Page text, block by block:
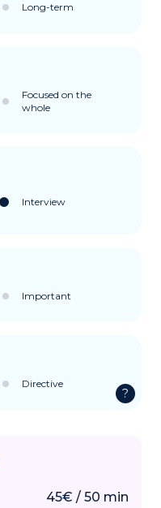
Long-term
Focused on the
whole
Interview
Important
Directive
?
45€ / 50 min